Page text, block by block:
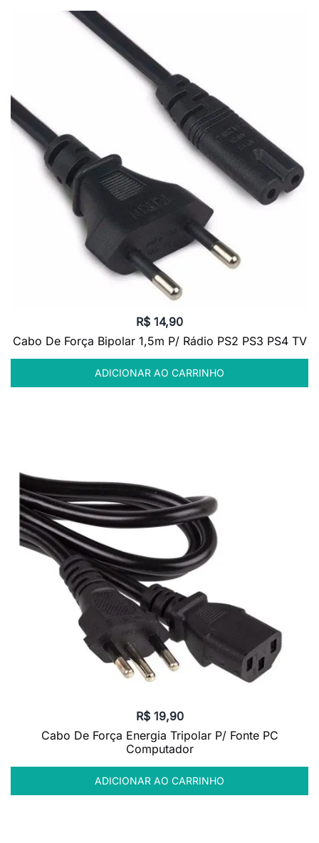
R$ 14,90
Cabo De Força Bipolar 1,5m P/ Rádio PS2 PS3 PS4 TV
ADICIONAR AO CARRINHO
R$19,90
Cabo De Força Energia Tripolar P/ Fonte PC
Computador
ADICIONAR AO CARRINHO